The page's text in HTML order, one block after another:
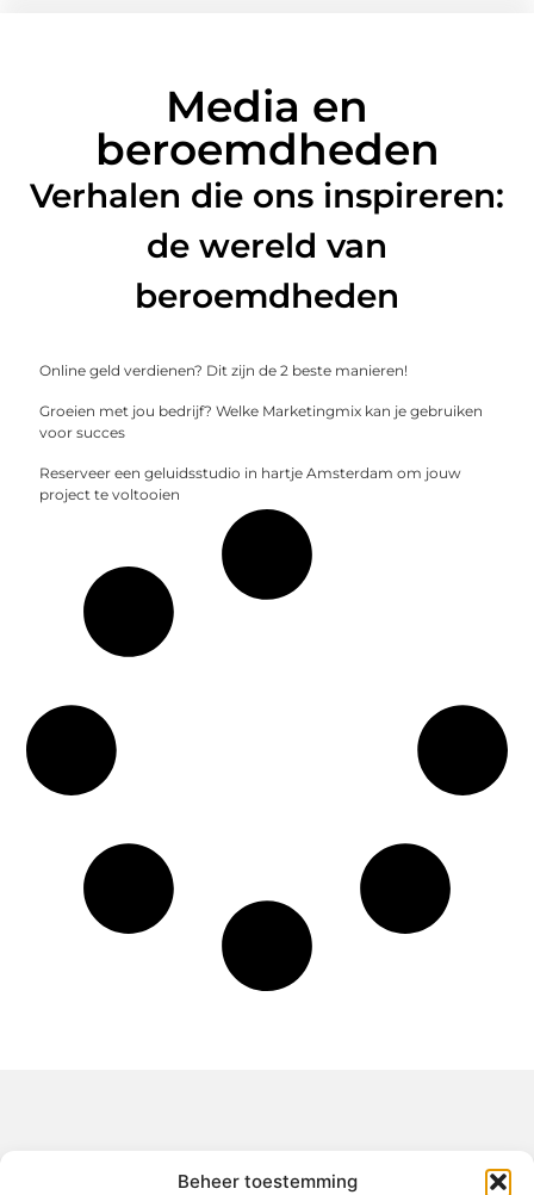
Beheer toestemming
Media en
beroemdheden
Verhalen die ons inspireren:
de wereld van
beroemdheden
Online geld verdienen? Dit zijn de 2 beste manieren!
Groeien met jou bedrijf? Welke Marketingmix kan je gebruiken
voor succes
Reserveer een geluidsstudio in hartje Amsterdam om jouw
project te voltooien
Jouw gids voor inspiratie en tips uit het dagelijks leven.